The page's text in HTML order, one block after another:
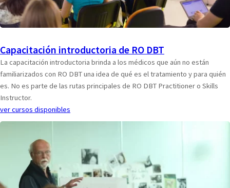
Capacitación introductoria de RO DBT
La capacitación introductoria brinda a los médicos que aún no están
familiarizados con RO DBT una idea de qué es el tratamiento y para quién
es. No es parte de las rutas principales de RO DBT Practitioner o Skills
Instructor.
ver cursos disponibles